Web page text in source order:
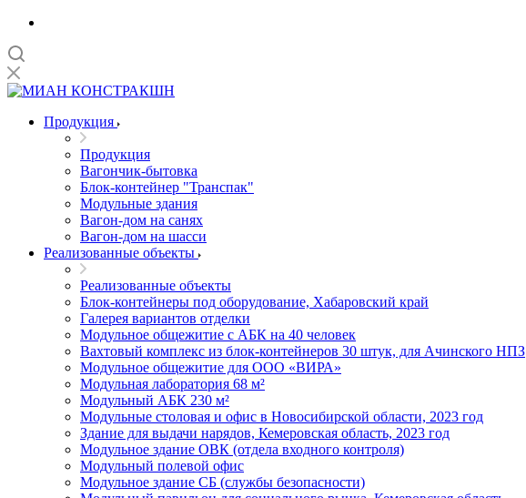
Продукция
Продукция
Вагончик-бытовка
Блок-контейнер "Транспак"
Модульные здания
Вагон-дом на санях
Вагон-дом на шасси
Реализованные объекты
Реализованные объекты
Блок-контейнеры под оборудование, Хабаровский край
Галерея вариантов отделки
Модульное общежитие с АБК на 40 человек
Вахтовый комплекс из блок-контейнеров 30 штук, для Ачинского НПЗ
Модульное общежитие для ООО «ВИРА»
Модульная лаборатория 68 м²
Модульный АБК 230 м²
Модульные столовая и офис в Новосибирской области, 2023 год
Здание для выдачи нарядов, Кемеровская область, 2023 год
Модульное здание ОВК (отдела входного контроля)
Модульный полевой офис
Модульное здание СБ (службы безопасности)